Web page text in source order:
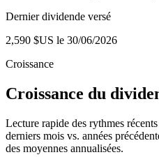
Dernier dividende versé
2,590 $US le 30/06/2026
Croissance
Croissance du
Lecture rapide des rythmes
derniers mois vs. années
des moyennes annualisées.